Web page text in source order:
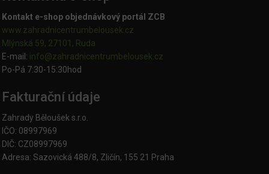
Kontakt e-shop objednávkový portál ZCB
www.zahradnicentrumbelousek.cz
Mlýnská 59, 27101, Ruda
E-mail: info@zahradnicentrumbelousek. cz
Po-Pá 7:30-15:30hod
Fakturační údaje
Zahrady Běloušek s.r.o.
IČO: 08997969
DIČ: CZ08997969
Adresa: Sazovická 488/8, Zličín, 155 21 Praha